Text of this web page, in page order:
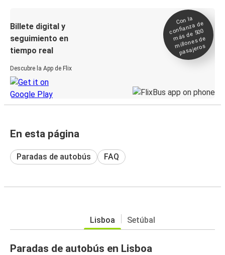
Billete digital y
seguimiento en
tiempo real
Descubre la App de Flix
Con la
confianza de
más de 500
millones de
pasajeros
En esta página
Paradas de autobús FAQ
Lisboa Setúbal
Paradas de autobús en Lisboa